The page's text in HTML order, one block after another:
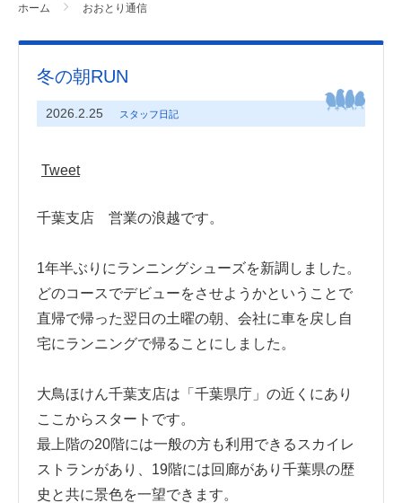
ホーム おおとり通信
冬の朝RUN
2026.2.25 スタッフ日記
Tweet
千葉支店 営業の浪越です。
1年半ぶりにランニングシューズを新調しました。
どのコースでデビューをさせようかということで
直帰で帰った翌日の土曜の朝、会社に車を戻し自
宅にランニングで帰ることにしました。
大鳥ほけん千葉支店は「千葉県庁」の近くにあり
ここからスタートです。
最上階の20階には一般の方も利用できるスカイレ
ストランがあり、19階には回廊があり千葉県の歴
史と共に景色を一望できます。